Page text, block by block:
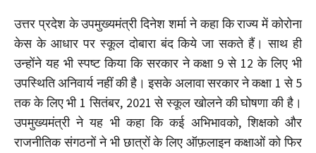
उत्तर प्रदेश के उपमुख्यमंत्री दिनेश शर्मा ने कहा कि राज्य में कोरोना
केस के आधार पर स्कूल दोबारा बंद किये जा सकते हैं। साथ ही
उन्होंने यह भी स्पष्ट किया कि सरकार ने कक्षा 9 से 12 के लिए भी
उपस्थिति अनिवार्य नहीं की है। इसके अलावा सरकार ने कक्षा 1 से 5
तक के लिए भी 1 सितंबर, 2021 से स्कूल खोलने की घोषणा की है।
उपमुख्यमंत्री ने यह भी कहा कि कई अभिभावको, शिक्षको और
राजनीतिक संगठनों ने भी छात्रों के लिए ऑफ़लाइन कक्षाओं को फिर